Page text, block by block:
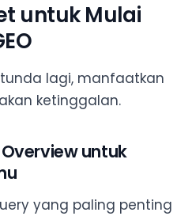
untuk Mulai
lagi, manfaatkan
ketinggalan.
Overview untuk
yang paling penting